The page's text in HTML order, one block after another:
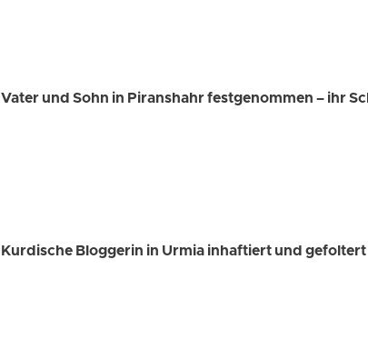
Vater und Sohn in Piranshahr festgenommen – ihr
Kurdische Bloggerin in Urmia inhaftiert und gefoltert